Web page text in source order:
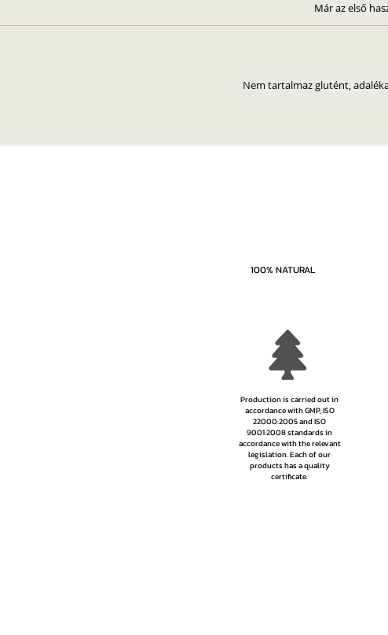
Már az első
Nem tartalmaz glutént,
100% NATURAL
Production is carried out in
accordance with GMP, ISO
22000:2005 and ISO
9001:2008 standards in
accordance with the relevant
legislation. Each of our
products has a quality
certificate.